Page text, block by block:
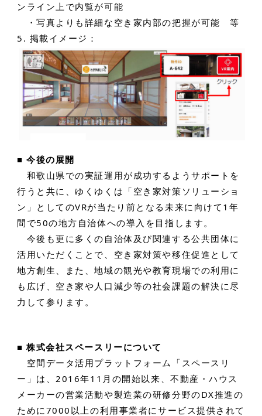
ンライン上で内覧が可能
・写真よりも詳細な空き家内部の把握が可能 等
5. 掲載イメージ：
■ 今後の展開
和歌山県での実証運用が成功するようサポートを
行うと共に、ゆくゆくは「空き家対策ソリューショ
ン」としてのVRが当たり前となる未来に向けて1年
間で50の地方自治体への導入を目指します。
今後も更に多くの自治体及び関連する公共団体に
活用いただくことで、空き家対策や移住促進として
地方創生、また、地域の観光や教育現場での利用に
も広げ、空き家や人口減少等の社会課題の解決に尽
力して参ります。
■ 株式会社スペースリーについて
空間データ活用プラットフォーム「スペースリ
ー」は、2016年11月の開始以来、不動産・ハウス
メーカーの営業活動や製造業の研修分野のDX推進の
ために7000以上の利用事業者にサービス提供されて